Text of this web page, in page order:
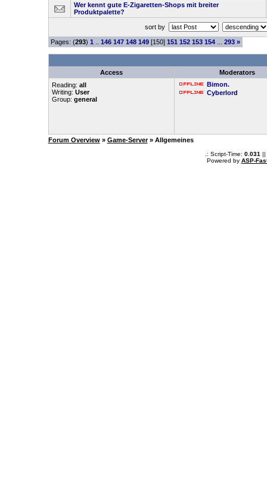
Wer kennt gute E-Zigaretten-Shops mit breiter
Produktpalette?
sort by
Pages: (293) 1 146 147 148 149[150] 151 152 153 154... 293 »
Access
Moderators
Reading: all
Writing: User
Group: general
Bimon.
Cyberlord
Forum Overview » Game-Server » Allgemeines
.: Script-Time: 0.031 ||
Powered by ASP-